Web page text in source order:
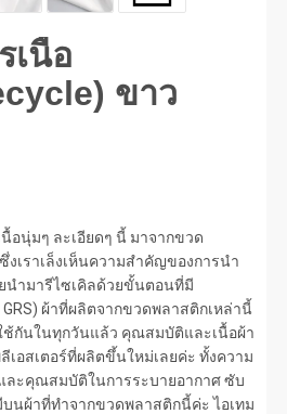
เนื้อ
ขาว
นื้อนุ่มๆ ละเอียดๆ นี้ มาจากขวด
งเราเล็งเห็นความสำคัญของการนำ
นำมารีไซเคิลด้วยขั้นตอนที่มี
ผ้าที่ผลิตจากขวดพลาสติกเหล่านี้
ช้กันในทุกวันแล้ว คุณสมบัติและเนื้อผ้า
เอสเตอร์ที่ผลิตขึ้นใหม่เลยค่ะ ทั้งความ
ละคุณสมบัติในการระบายอากาศ ซับ
นผ้าที่ทำจากขวดพลาสติกนี้ค่ะ ไอเทม